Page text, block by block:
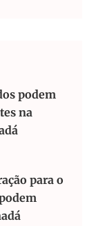
podem
na
para o